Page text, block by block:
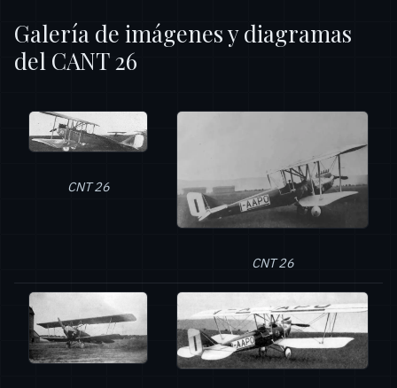
Galería de imágenes y diagramas
del CANT 26
CNT 26
CNT 26